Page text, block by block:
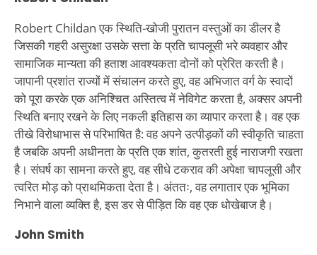
Robert Childan एक स्थिति-खोजी पुरातन वस्तुओं का डीलर है
जिसकी गहरी असुरक्षा उसके सत्ता के प्रति चापलूसी भरे व्यवहार और
सामाजिक मान्यता की हताश आवश्यकता दोनों को प्रेरित करती है।
जापानी प्रशांत राज्यों में संचालन करते हुए, वह अभिजात वर्ग के स्वादों
को पूरा करके एक अनिश्चित अस्तित्व में नेविगेट करता है, अक्सर अपनी
स्थिति बनाए रखने के लिए नकली इतिहास का व्यापार करता है। वह एक
तीखे विरोधाभास से परिभाषित है: वह अपने उत्पीड़कों की स्वीकृति चाहता
है जबकि अपनी अधीनता के प्रति एक शांत, कुतरती हुई नाराजगी रखता
है। संघर्ष का सामना करते हुए, वह सीधे टकराव की अपेक्षा चापलूसी और
त्वरित मोड़ को प्राथमिकता देता है। अंततः, वह लगातार एक भूमिका
निभाने वाला व्यक्ति है, इस डर से पीड़ित कि वह एक धोखेबाज है।
John Smith